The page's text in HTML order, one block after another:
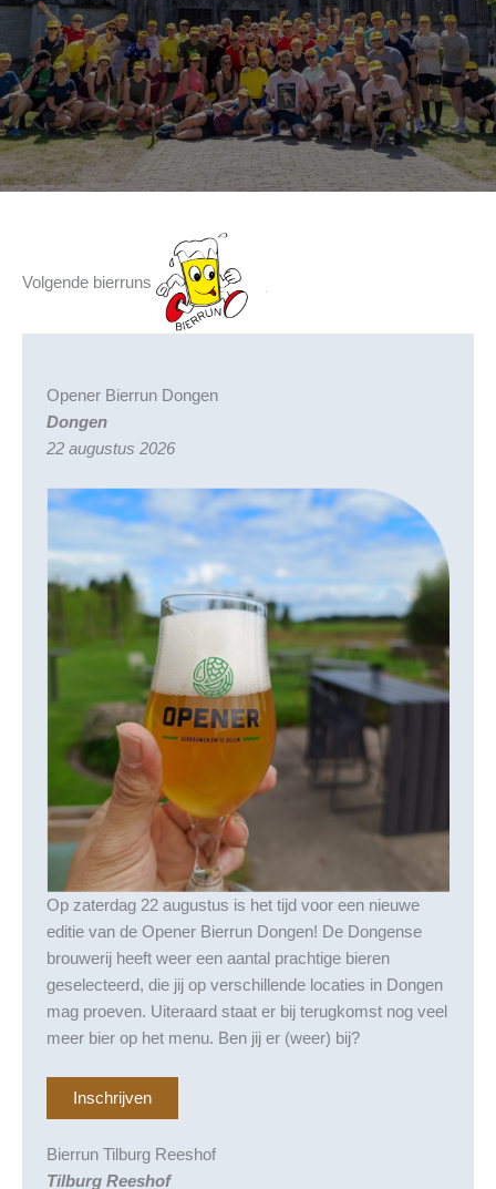
Volgende bierruns
Opener Bierrun Dongen
Dongen
22 augustus 2026
Op zaterdag 22 augustus is het tijd voor een nieuwe
editie van de Opener Bierrun Dongen! De Dongense
brouwerij heeft weer een aantal prachtige bieren
geselecteerd, die jij op verschillende locaties in Dongen
mag proeven. Uiteraard staat er bij terugkomst nog veel
meer bier op het menu. Ben jij er (weer) bij?
Inschrijven
Bierrun Tilburg Reeshof
Tilburg Reeshof